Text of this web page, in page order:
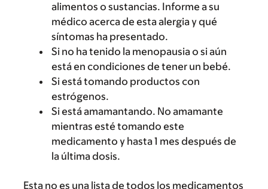
alimentos o sustancias. Informe a su
médico acerca de esta alergia y qué
síntomas ha presentado.
Si no ha tenido la menopausia o si aún
está en condiciones de tener un bebé.
Si está tomando productos con
estrógenos.
Si está amamantando. No amamante
mientras esté tomando este
medicamento y hasta 1 mes después de
la última dosis.
Esta no es una lista de todos los medicamentos